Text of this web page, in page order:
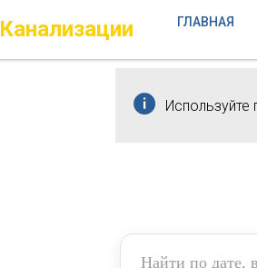
Канализации ГЛАВНАЯ